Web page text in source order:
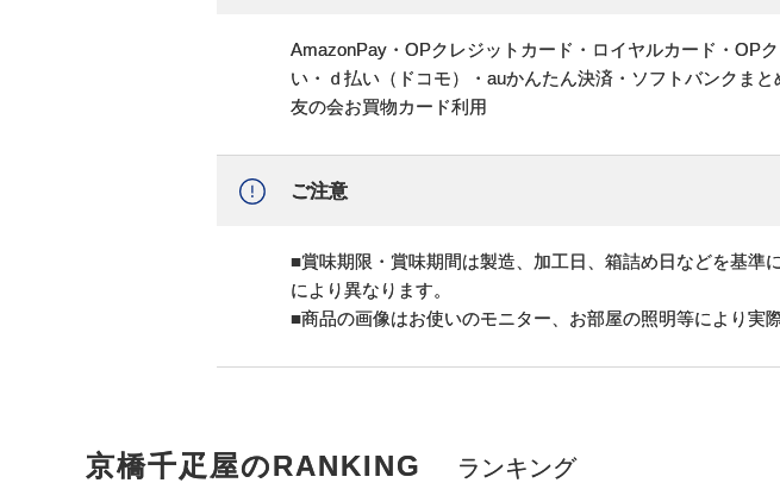
AmazonPay・OPクレジットカード・ロイヤルカード・OP
い・ｄ払い（ドコモ）・auかんたん決済・ソフトバンクま
友の会お買物カード利用
ご注意
■賞味期限・賞味期間は製造、加工日、箱詰め日などを基
により異なります。
■商品の画像はお使いのモニター、お部屋の照明等により実
京橋千疋屋のRANKING ランキング